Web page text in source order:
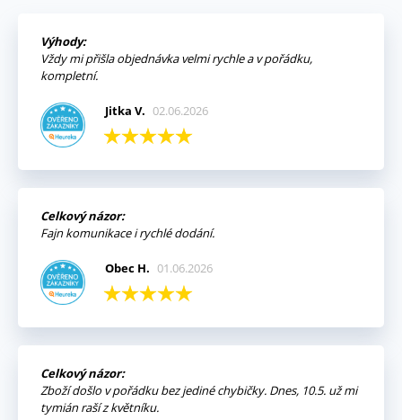
Výhody:
Vždy mi přišla objednávka velmi rychle a v pořádku,
kompletní.
Jitka V. 02.06.2026
Celkový názor:
Fajn komunikace i rychlé dodání.
Obec H. 01.06.2026
Celkový názor:
Zboží došlo v pořádku bez jediné chybičky. Dnes, 10.5. už mi
tymián raší z květníku.